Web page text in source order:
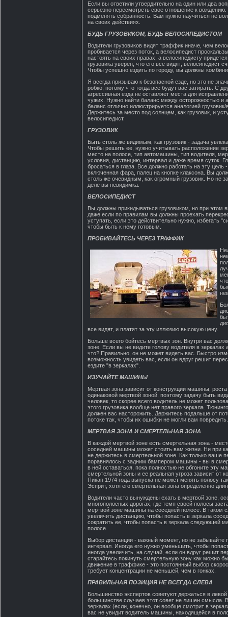
Если вы ответили утвердительно на один или два
серьезно пересмотреть свое отношение к
подменять собранность. Вам нужно научиться не
на своих действиях.
БУДЬ ГРУЗОВИКОМ, БУДЬ ВЕЛОСИПЕДИСТОМ
Водители грузовиков видят траффик иначе, чем
пробивается через поток, а велосипедист
настоять на своих правах, а велосипедисту
грузовика уверен, что его все видят, велосипедист
Чтобы успешно ездить по городу, вы должны
Я всегда призываю к безопасной езде, но это не
робко, потому что тогда все будут вас затирать. С
агрессивная езда не оставляет места для
чужих. Нужно найти баланс между осторожностью и
баланс отлично иллюстрируется аналогией грузовик/
Держитесь за место под солнцем, как грузовик, и
велосипедист.
ГРУЗОВИК
Быть столь же видимым, как грузовик - задача
Чтобы решить ее, нужно учитывать расположение
место на полосе, тип автомашины, тип водителя,
условия, дистанцию, интервал и даже время суток.
бросаться в глаза. Все должно работать на эту цель -
включенная фара, палец на кнопке клаксона. Вы
столь же очевидным, как огромный грузовик. Но не
деле вы невидимка.
ВЕЛОСИПЕДИСТ
Вы должны прикидываться грузовиком, но при этом
даже если по правилам вы должны проехать
уступать, если это действительно нужно, избегать
чтобы быть к нему готовым.
ПРОБИВАЙТЕСЬ ЧЕРЕЗ ТРАФФИК
все видят, и платят за эту иллюзию высокую цену.
Больше всего бойтесь мертвых зон. Внутри вас
зоне. Если вы не видите голову водителя в
что? Правильно, он не может видеть вас. Быстро
возможность увидеть вас, если он вдруг решит
ездите "в зеркалах".
ИЗУЧАЙТЕ МАШИНЫ
Мертвая зона зависит от конструкции машины,
одинаковой мертвой зоной, поэтому задачу быть
человек, то скорее всего водитель не может
этого грузовика вообще нет правого зеркала.
должен вас насторожить. Держитесь подальше от
потоке так, чтобы их ошибки не могли вам повредить.
МЕРТВАЯ ЗОНА И СМЕРТЕЛЬНАЯ ЗОНА
В каждой мертвой зоне есть смертельная зона -
соседней машины может стоить вам жизни. Ни при
не держитесь в смертельной зоне. Как только ваше
поравнялось с задним бампером машины - вы в
в ней оставаться, пока полностью не обгоните эту
смертельной зоны и ее реальная угроза зависит от
Пикап 1974 года выпуска не может менять полосу
Эсприт, хотя его смертельная зона определенно
Водители часто вынуждены ехать в мертвой зоне,
многополосных дорогах, где темп своей полосы
мертвой зоне машины на соседней полосе. В таком
увеличить дистанцию, чтобы попасть в зеркала
сократить ее, чтобы попасть в зеркала следующей
полосе.
Выбор дистанции - важный момент, но не забывайте
интервал. Иногда его нужно уменьшить, чтобы
иногда увеличить, на случай, если он вдруг решит
старайтесь покинуть смертельную зону как можно
движение в траффике - это постоянный выбор
требует концентрации не меньшей, чем в гонках.
ПРАВИЛЬНАЯ ПОЗИЦИЯ НЕ ВСЕГДА СЛЕВА
Большинство экспертов советуют держаться в
большинстве случаев этот совет не лишен
зеркалах (если, конечно, он вообще смотрит в
вас не увидит водитель машины, находящейся в